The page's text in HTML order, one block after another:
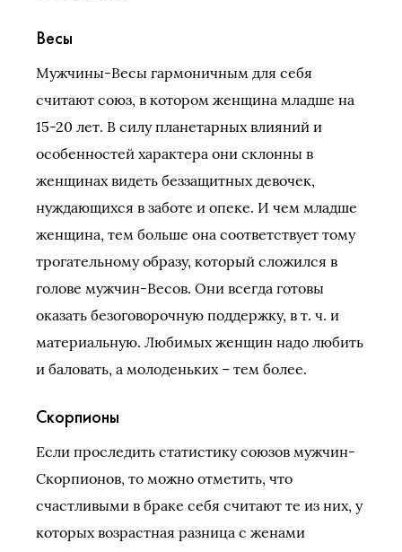
Весы
Мужчины-Весы гармоничным для себя
считают союз, в котором женщина младше на
15-20 лет. В силу планетарных влияний и
особенностей характера они склонны в
женщинах видеть беззащитных девочек,
нуждающихся в заботе и опеке. И чем младше
женщина, тем больше она соответствует тому
трогательному образу, который сложился в
голове мужчин-Весов. Они всегда готовы
оказать безоговорочную поддержку, в т. ч. и
материальную. Любимых женщин надо любить
и баловать, а молоденьких – тем более.
Скорпионы
Если проследить статистику союзов мужчин-
Скорпионов, то можно отметить, что
счастливыми в браке себя считают те из них, у
которых возрастная разница с женами